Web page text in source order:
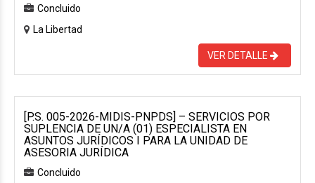
Concluido
La Libertad
VER DETALLE
[P.S. 005-2026-MIDIS-PNPDS] – SERVICIOS POR
SUPLENCIA DE UN/A (01) ESPECIALISTA EN
ASUNTOS JURÍDICOS I PARA LA UNIDAD DE
ASESORIA JURÍDICA
Concluido